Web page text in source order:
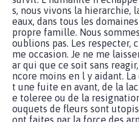
s, nous vivons la hierarchie,
eaux, dans tous les
propre famille. Nous
oublions pas. Les respecter,
me occasion. Je ne me
ar qui que ce soit sans
ncore moins en l y aidant.
t une fuite en avant, de la
e toleree ou de la
ouquets de fleurs sont
ont faites par la force des